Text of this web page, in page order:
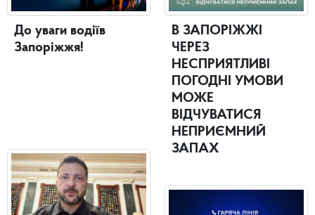
До уваги водіїв
Запоріжжя!
В ЗАПОРІЖЖІ
ЧЕРЕЗ
НЕСПРИЯТЛИВІ
ПОГОДНІ УМОВИ
МОЖЕ
ВІДЧУВАТИСЯ
НЕПРИЄМНИЙ
ЗАПАХ